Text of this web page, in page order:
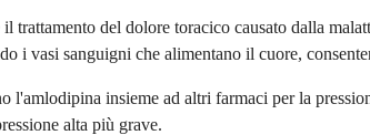
trattamento del dolore toracico causato dalla
i vasi sanguigni che alimentano il cuore,
l'amlodipina insieme ad altri farmaci per la
alta più grave.